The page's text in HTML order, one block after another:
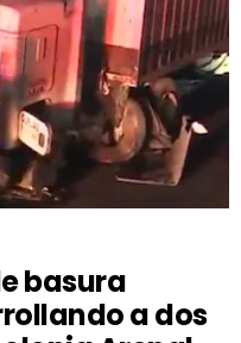
basura
a dos